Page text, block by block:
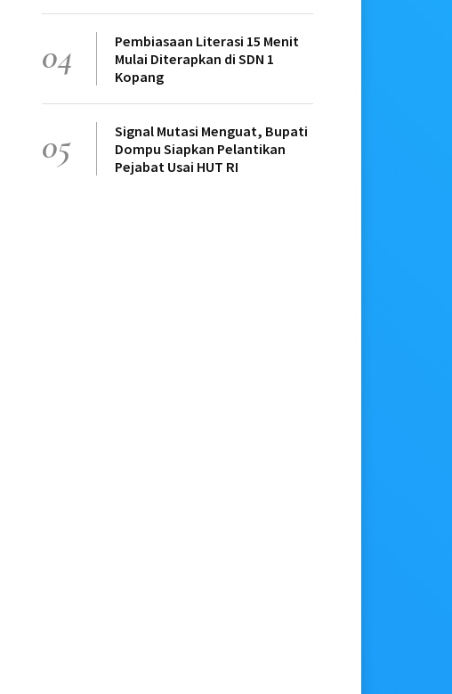
04
Pembiasaan Literasi 15 Menit
Mulai Diterapkan di SDN 1
Kopang
05
Signal Mutasi Menguat, Bupati
Dompu Siapkan Pelantikan
Pejabat Usai HUT RI